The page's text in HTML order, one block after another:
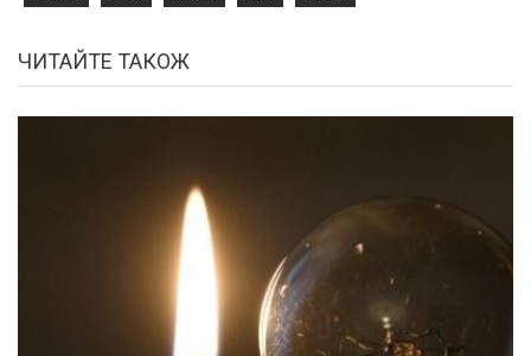
ЧИТАЙТЕ ТАКОЖ